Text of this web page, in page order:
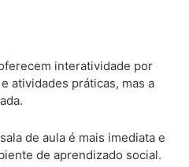
interatividade por
atividades práticas, mas a
de aula é mais imediata e
de aprendizado social.